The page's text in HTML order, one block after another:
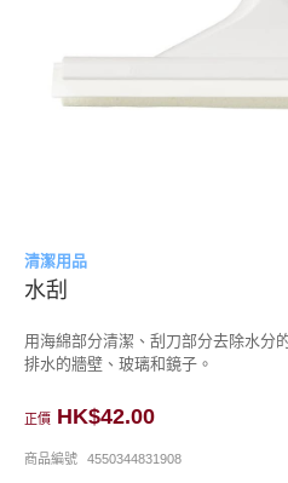
清潔用品
水刮
用海綿部分清潔、刮刀部分去除水分
排水的牆壁、玻璃和鏡子。
正價 HK$42.00
商品編號 4550344831908